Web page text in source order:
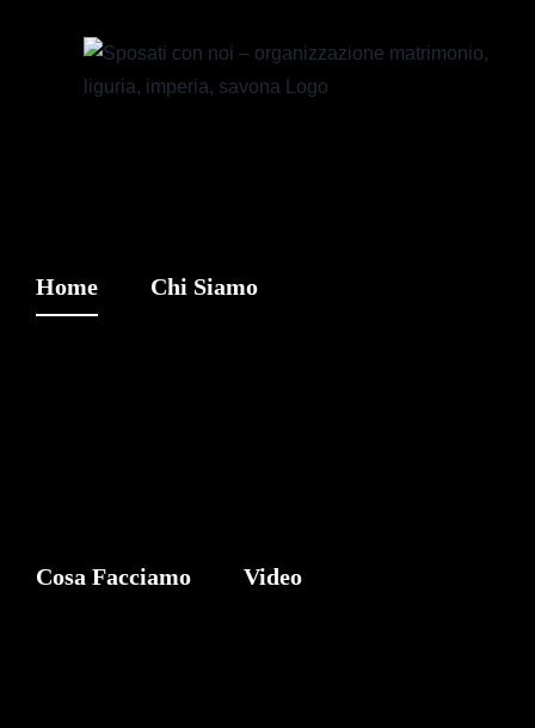
Home Chi Siamo
Cosa Facciamo Video